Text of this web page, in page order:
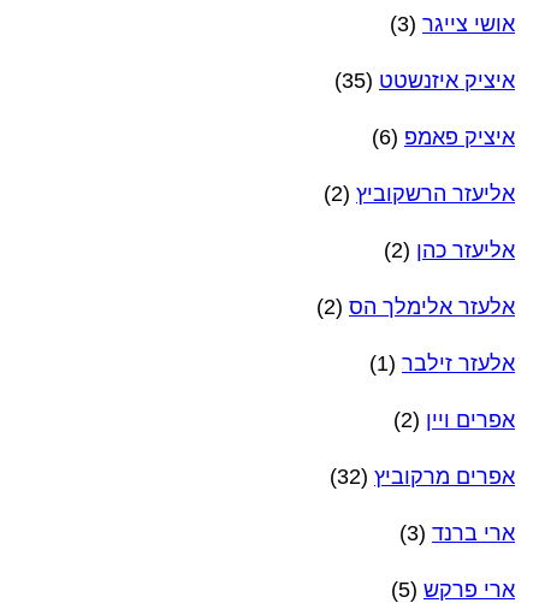
אושי צייגר (3)
איציק איזנשטט (35)
איציק פאמפ (6)
אליעזר הרשקוביץ (2)
אליעזר כהן (2)
אלעזר אלימלך הס (2)
אלעזר זילבר (1)
אפרים ויין (2)
אפרים מרקוביץ (32)
ארי ברנד (3)
ארי פרקש (5)